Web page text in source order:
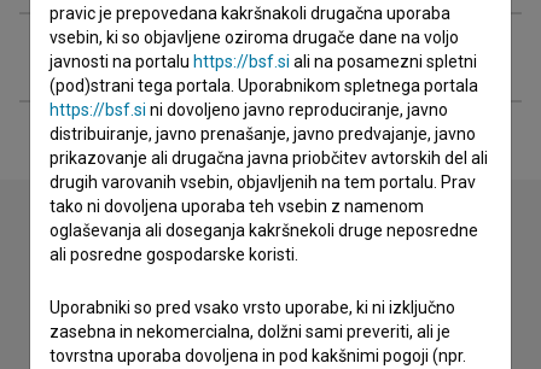
Razširjeni podatki
Stik z uredništvom
Spoštovani, s pomočjo spodnjega obrazca lahko stopite v
stik z uredništvom Baze slovenskih filmov. Veseli bomo vaših
odzivov.
pravic je prepovedana kakršnakoli drugačna uporaba
vsebin, ki so objavljene oziroma drugače dane na voljo
javnosti na portalu https://bsf.si ali na posamezni spletni
(pod)strani tega portala. Uporabnikom spletnega portala
https://bsf.si ni dovoljeno javno reproduciranje, javno
distribuiranje, javno prenašanje, javno predvajanje, javno
prikazovanje ali drugačna javna priobčitev avtorskih del ali
drugih varovanih vsebin, objavljenih na tem portalu. Prav
tako ni dovoljena uporaba teh vsebin z namenom
oglaševanja ali doseganja kakršnekoli druge neposredne
ali posredne gospodarske koristi.
Uporabniki so pred vsako vrsto uporabe, ki ni izključno
zasebna in nekomercialna, dolžni sami preveriti, ali je
tovrstna uporaba dovoljena in pod kakšnimi pogoji (npr.